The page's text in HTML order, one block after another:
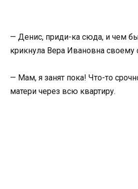
— Денис, приди-ка сюда, и чем
крикнула Вера Ивановна своему
— Мам, я занят пока! Что-то
матери через всю квартиру.